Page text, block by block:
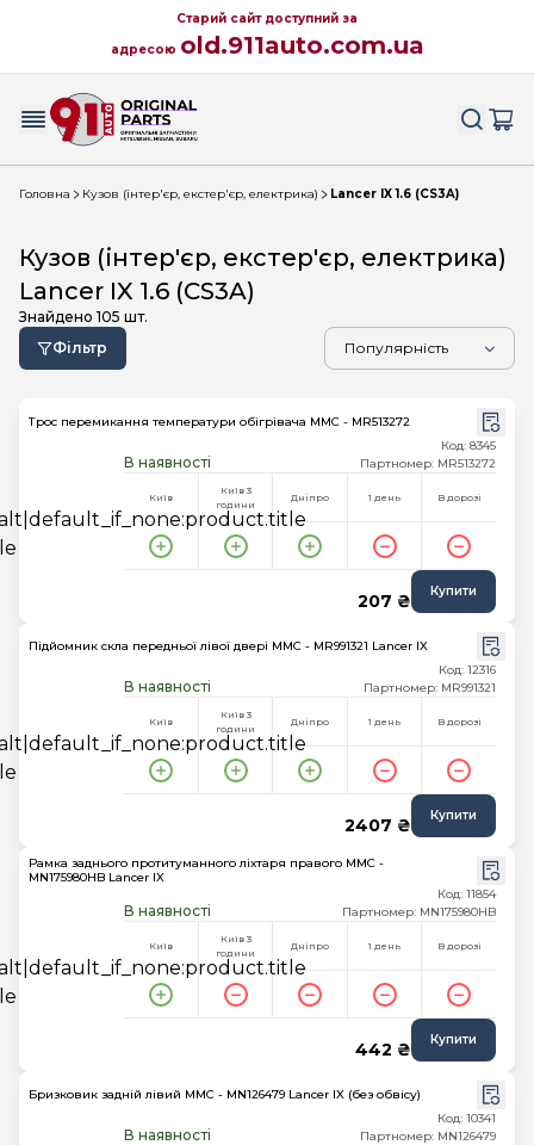
Старий сайт доступний за
адресою old.911auto.com.ua
Головна Кузов (інтер'єр, екстер'єр, електрика) Lancer IX 1.6 (CS3A)
Кузов (інтер'єр, екстер'єр, електрика)
Lancer IX 1.6 (CS3A)
Знайдено 105 шт.
Фільтр
Трос перемикання температури обігрівача MMC - MR513272
В наявності
Код: 8345
Партномер: MR513272
Київ
Київ 3
години
Дніпро 1 день В дорозі
207 ₴ Купити
Підйомник скла передньої лівої двері MMC - MR991321 Lancer IX
В наявності
Код: 12316
Партномер: MR991321
Київ
Київ 3
години
Дніпро 1 день В дорозі
2407 ₴ Купити
Рамка заднього протитуманного ліхтаря правого MMC -
MN175980HB Lancer IX
В наявності
Код: 11854
Партномер: MN175980HB
Київ
Київ 3
години
Дніпро 1 день В дорозі
442 ₴ Купити
Бризковик задній лівий MMC - MN126479 Lancer IX (без обвісу)
В наявності
Код: 10341
Партномер: MN126479